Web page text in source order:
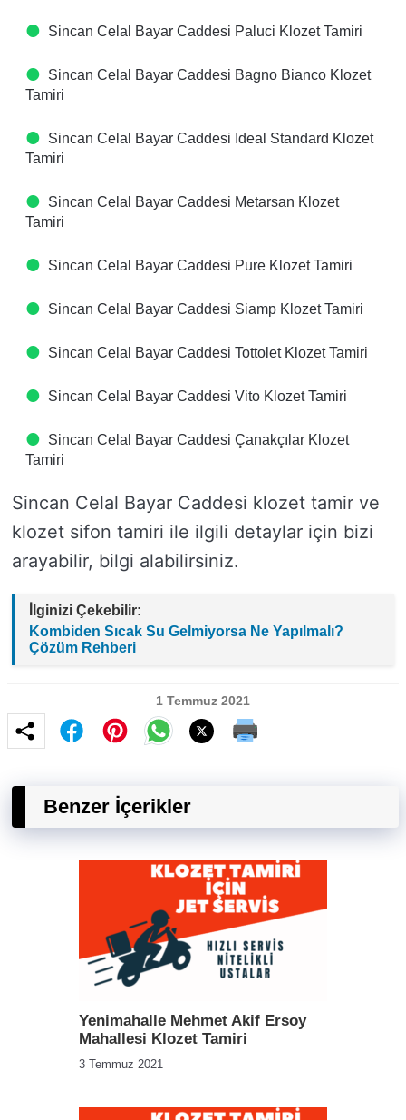
Sincan Celal Bayar Caddesi Paluci Klozet Tamiri
Sincan Celal Bayar Caddesi Bagno Bianco Klozet
Tamiri
Sincan Celal Bayar Caddesi Ideal Standard Klozet
Tamiri
Sincan Celal Bayar Caddesi Metarsan Klozet
Tamiri
Sincan Celal Bayar Caddesi Pure Klozet Tamiri
Sincan Celal Bayar Caddesi Siamp Klozet Tamiri
Sincan Celal Bayar Caddesi Tottolet Klozet Tamiri
Sincan Celal Bayar Caddesi Vito Klozet Tamiri
Sincan Celal Bayar Caddesi Çanakçılar Klozet
Tamiri
Sincan Celal Bayar Caddesi klozet tamir ve
klozet sifon tamiri ile ilgili detaylar için bizi
arayabilir, bilgi alabilirsiniz.
İlginizi Çekebilir:
Kombiden Sıcak Su Gelmiyorsa Ne Yapılmalı?
Çözüm Rehberi
1 Temmuz 2021
Benzer İçerikler
Yenimahalle Mehmet Akif Ersoy
Mahallesi Klozet Tamiri
3 Temmuz 2021